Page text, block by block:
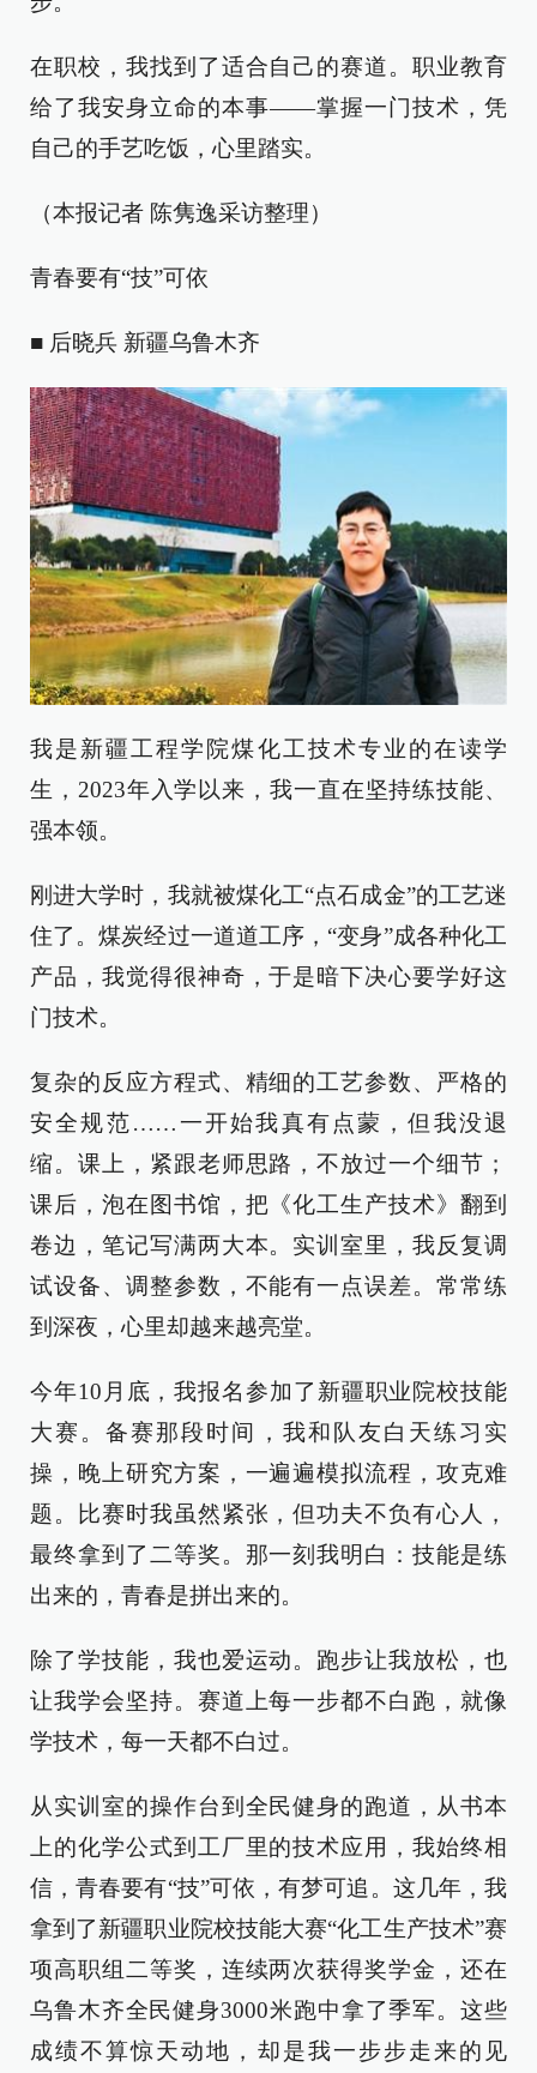
在职校，我找到了适合自己的赛道。职业教育
给了我安身立命的本事——掌握一门技术，凭
自己的手艺吃饭，心里踏实。
（本报记者 陈隽逸采访整理）
青春要有“技”可依
■ 后晓兵 新疆乌鲁木齐
我是新疆工程学院煤化工技术专业的在读学
生，2023年入学以来，我一直在坚持练技能、
强本领。
刚进大学时，我就被煤化工“点石成金”的工艺迷
住了。煤炭经过一道道工序，“变身”成各种化工
产品，我觉得很神奇，于是暗下决心要学好这
门技术。
复杂的反应方程式、精细的工艺参数、严格的
安全规范……一开始我真有点蒙，但我没退
缩。课上，紧跟老师思路，不放过一个细节；
课后，泡在图书馆，把《化工生产技术》翻到
卷边，笔记写满两大本。实训室里，我反复调
试设备、调整参数，不能有一点误差。常常练
到深夜，心里却越来越亮堂。
今年10月底，我报名参加了新疆职业院校技能
大赛。备赛那段时间，我和队友白天练习实
操，晚上研究方案，一遍遍模拟流程，攻克难
题。比赛时我虽然紧张，但功夫不负有心人，
最终拿到了二等奖。那一刻我明白：技能是练
出来的，青春是拼出来的。
除了学技能，我也爱运动。跑步让我放松，也
让我学会坚持。赛道上每一步都不白跑，就像
学技术，每一天都不白过。
从实训室的操作台到全民健身的跑道，从书本
上的化学公式到工厂里的技术应用，我始终相
信，青春要有“技”可依，有梦可追。这几年，我
拿到了新疆职业院校技能大赛“化工生产技术”赛
项高职组二等奖，连续两次获得奖学金，还在
乌鲁木齐全民健身3000米跑中拿了季军。这些
成绩不算惊天动地，却是我一步步走来的见